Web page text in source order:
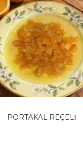
PORTAKAL REÇELİ